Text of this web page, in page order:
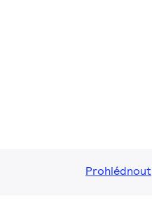
Prohlédnout